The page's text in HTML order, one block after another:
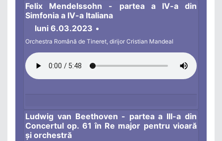
Felix Mendelssohn - partea a IV-a din
Simfonia a IV-a Italiana
luni 6.03.2023 •
Orchestra Română de Tineret, dirijor Cristian Mandeal
Ludwig van Beethoven - partea a III-a din
Concertul op. 61 în Re major pentru vioară
și orchestră